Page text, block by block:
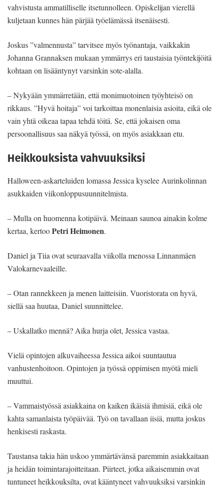
vahvistusta ammatilliselle itsetunnolleen. Opiskelijan vierellä
kuljetaan kunnes hän pärjää työelämässä itsenäisesti.
Joskus ”valmennusta” tarvitsee myös työnantaja, vaikkakin
Johanna Grannaksen mukaan ymmärrys eri taustaisia työntekijöitä
kohtaan on lisääntynyt varsinkin sote-alalla.
– Nykyään ymmärretään, että monimuotoinen työyhteisö on
rikkaus. ”Hyvä hoitaja” voi tarkoittaa monenlaisia asioita, eikä ole
vain yhtä oikeaa tapaa tehdä töitä. Se, että jokaisen oma
persoonallisuus saa näkyä työssä, on myös asiakkaan etu.
Heikkouksista vahvuuksiksi
Halloween-askarteluiden lomassa Jessica kyselee Aurinkolinnan
asukkaiden viikonloppusuunnitelmista.
– Mulla on huomenna kotipäivä. Meinaan saunoa ainakin kolme
kertaa, kertooPetri Heimonen.
Daniel ja Tiia ovat seuraavalla viikolla menossa Linnanmäen
Valokarnevaaleille.
– Otan rannekkeen ja menen laitteisiin. Vuoristorata on hyvä,
siellä saa huutaa, Daniel suunnittelee.
– Uskallatko mennä? Aika hurja olet, Jessica vastaa.
Vielä opintojen alkuvaiheessa Jessica aikoi suuntautua
vanhustenhoitoon. Opintojen ja työssä oppimisen myötä mieli
muuttui.
– Vammaistyössä asiakkaina on kaiken ikäisiä ihmisiä, eikä ole
kahta samanlaista työpäivää. Työ on tavallaan iisiä, mutta joskus
henkisesti raskasta.
Taustansa takia hän uskoo ymmärtävänsä paremmin asiakkaitaan
ja heidän toimintarajoitteitaan. Piirteet, jotka aikaisemmin ovat
tuntuneet heikkouksilta, ovat kääntyneet vahvuuksiksi varsinkin